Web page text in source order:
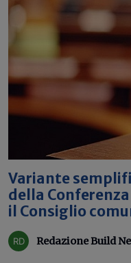
Variante
della
il Consiglio
Redazione Build